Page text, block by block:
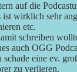
auf die
ist wirklich sehr
etc.
schreiben
auch OGG
schade eine ev.
zu verlieren.